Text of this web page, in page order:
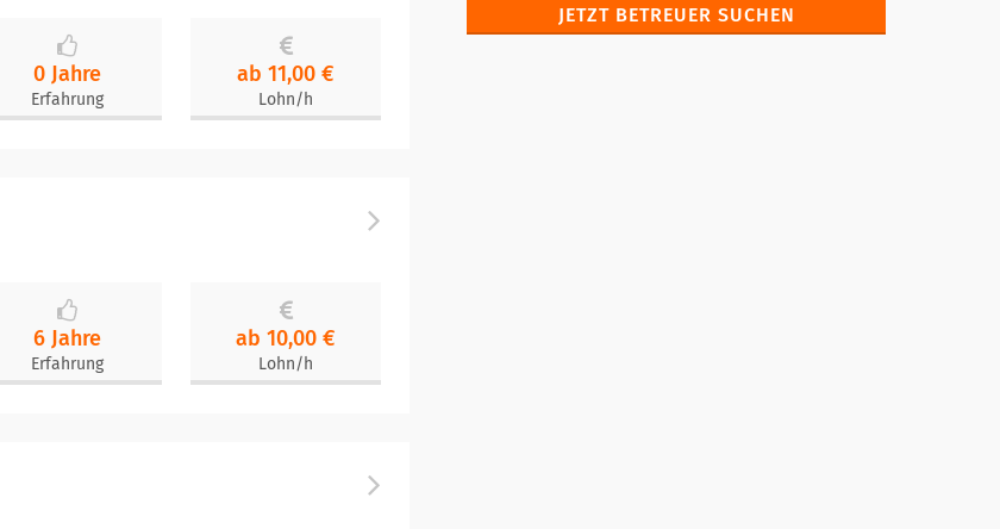
0 Jahre
Erfahrung
ab 11,00 €
Lohn/h
6 Jahre
Erfahrung
ab 10,00 €
Lohn/h
FremdsprachenJETZT BETREUER SUCHEN